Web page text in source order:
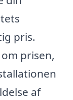
pris.
prisen,
af